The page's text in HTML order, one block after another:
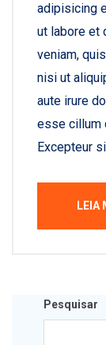
adipisicing
ut labore et
veniam,
nisi ut
aute irure
esse cillum
Excepteur
LEIA
Pesquisar